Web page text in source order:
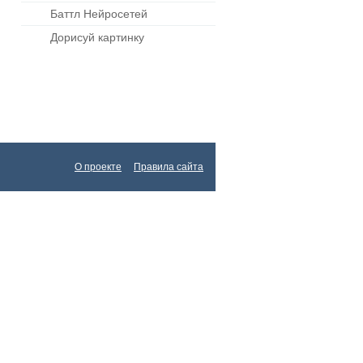
Баттл Нейросетей
Дорисуй картинку
О проекте Правила сайта